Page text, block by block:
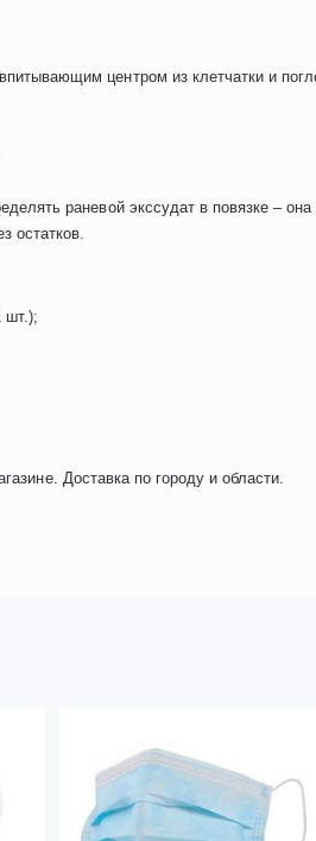
центром из клетчатки и
раневой экссудат в повязке – она
остатков.
шт.);
Доставка по городу и области.